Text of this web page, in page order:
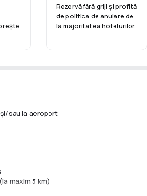
Rezervă fără griji și profită
de politica de anulare de
la majoritatea hotelurilor.
sau la aeroport
maxim 3 km)